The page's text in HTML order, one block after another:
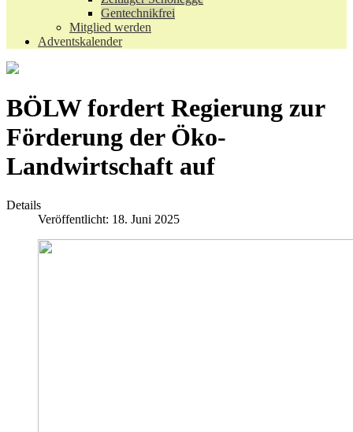
Gentechnikfrei
Mitglied werden
Adventskalender
BÖLW fordert Regierung zur
Förderung der Öko-
Landwirtschaft auf
Details
Veröffentlicht: 18. Juni 2025